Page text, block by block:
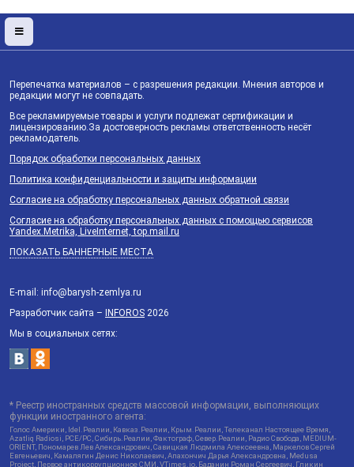
Перепечатка материалов – с разрешения редакции. Мнения авторов и
редакции могут не совпадать.
Все рекламируемые товары и услуги подлежат сертификации и
лицензированию.За достоверность рекламы ответственность несёт
рекламодатель.
Порядок обработки персональных данных
Политика конфиденциальности и защиты информации
Согласие на обработку персональных данных обратной связи
Согласие на обработку персональных данных с помощью сервисов
Yandex.Metrika, LiveInternet, top.mail.ru
ПОКАЗАТЬ БАННЕРНЫЕ МЕСТА
E-mail: info@barysh-zemlya.ru
Разработчик сайта – INFOROS 2026
Мы в социальных сетях:
* Реестр иностранных средств массовой информации, выполняющих
функции иностранного агента:
Голос Америки, Idel.Реалии, Кавказ.Реалии, Крым.Реалии, Телеканал Настоящее Время,
Azatliq Radiosi, PCE/PC, Сибирь.Реалии, Фактограф, Север.Реалии, Радио Свобода, MEDIUM-
ORIENT, Пономарев Лев Александрович, Савицкая Людмила Алексеевна, Маркелов Сергей
Евгеньевич, Камалягин Денис Николаевич, Апахончич Дарья Александровна, Medusa
Project, Первое антикоррупционное СМИ, VTimes.io, Баданин Роман Сергеевич, Гликин